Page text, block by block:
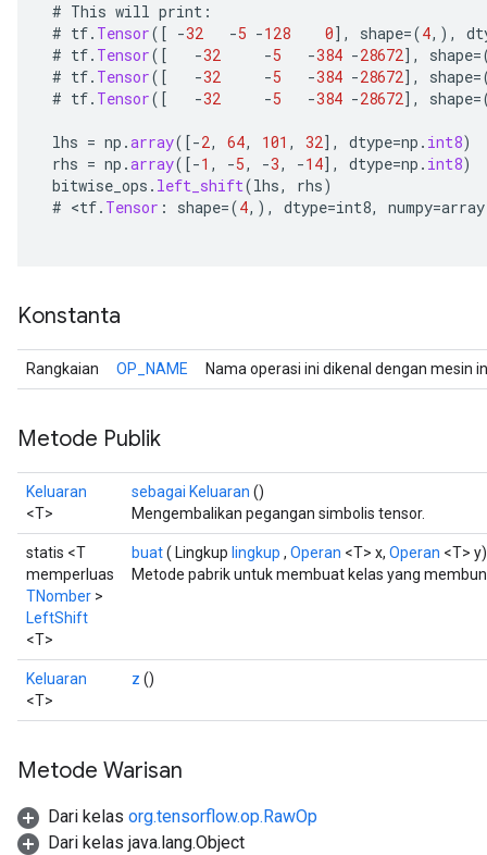
# This will print :
# tf. Tensor( [ -32 -5 -128 0] , shape=(4,),
# tf. Tensor( [ -32 -5 -384 -28672] , shape=
# tf. Tensor( [ -32 -5 -384 -28672] , shape=
# tf. Tensor( [ -32 -5 -384 -28672] , shape=
lhs = np .array( [-2, 64, 101 , 32] , dtype=np . int8)
rhs = np .array( [-1 , -5, -3, -14] , dtype=np . int8)
bitwise_ops . left_shift(lhs, rhs)
# <tf. Tensor : shape=(4,), dtype=int8, numpy=array
Konstanta
Rangkaian OP_NAME Nama operasi ini dikenal dengan mesin
Metode Publik
Keluaran
<T>
sebagai Keluaran ()
Mengembalikan pegangan simbolis tensor.
statis <T
memperluas
TNomber >
LeftShift
<T>
buat( Lingkup lingkup , Operan <T> x, Operan <T> y)
Metode pabrik untuk membuat kelas yang
Keluaran
<T>
z ()
Metode Warisan
Dari kelas org.tensorflow.op.RawOp
Dari kelas java.lang.Object